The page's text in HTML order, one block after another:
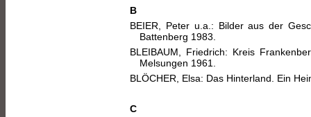
B
BEIER, Peter u.a.: Bilder aus der
Battenberg 1983.
BLEIBAUM, Friedrich: Kreis
Melsungen 1961.
BLÖCHER, Elsa: Das Hinterland. Ein
C